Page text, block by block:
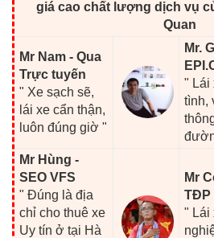
giá cao chất lượng dịch vụ
Quan
Mr Nam - Qua
Trực tuyến
" Xe sạch sẽ,
lái xe cẩn thận,
luôn đúng giờ "
Mr.
" Lái
tình,
Mr Hùng -
SEO VFS
" Đúng là địa
chỉ cho thuê xe
Uy tín ở tại Hà
Mr
TĐP
" Lái